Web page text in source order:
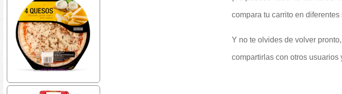
compara tu carrito en
Y no te olvides de volver
compartirlas con otros